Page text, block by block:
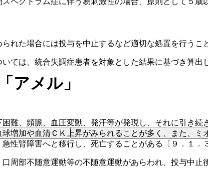
れた場合には投与を中止するなど適切な処置を行うこ
ては、統合失調症患者を対象とした結果に基づき算出
、頻脈、血圧変動、発汗等が発現し、それに引き続
増加や血清ＣＫ上昇がみられることが多く、また、
性腎障害へと移行し、死亡することがある〔９．１．
部不随意運動等の不随意運動があらわれ、投与中止
アメル」